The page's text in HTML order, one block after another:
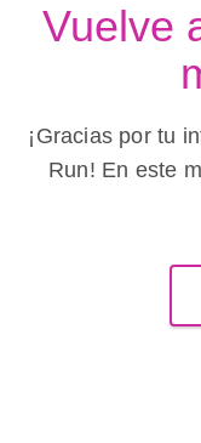
Vuelve
¡Gracias por tu
Run! En este